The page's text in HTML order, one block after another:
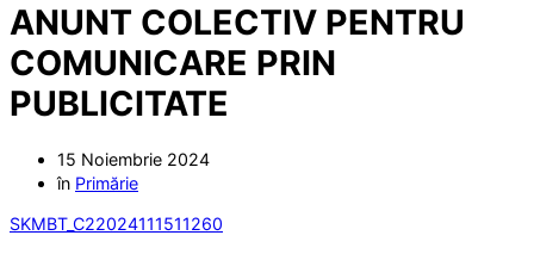
ANUNT COLECTIV PENTRU
COMUNICARE PRIN
PUBLICITATE
15 Noiembrie 2024
în Primărie
SKMBT_C22024111511260